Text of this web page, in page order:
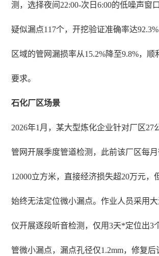
测，选择夜间22:00-次日6:00的低噪声窗
疑似漏点117个，开挖验证准确率达
区域的管网漏损率从15.2%降至9.8%，
要求。
石化厂区场景
2026年1月，某大型炼化企业针对厂区27
管网开展季度管道检测，此前该厂区每
12000立方米，直接经济损失超20万元，
始终无法定位微小漏点。作业人员采用
仪开展逐段听音检测，仅用3天*定位出3
管微小漏点，漏点孔径仅1.2mm，修复